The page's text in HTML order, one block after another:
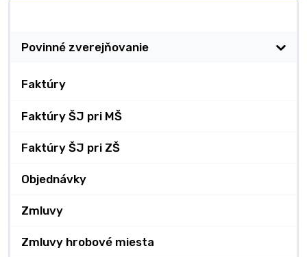
Povinné zverejňovanie
Faktúry
Faktúry ŠJ pri MŠ
Faktúry ŠJ pri ZŠ
Objednávky
Zmluvy
Zmluvy hrobové miesta